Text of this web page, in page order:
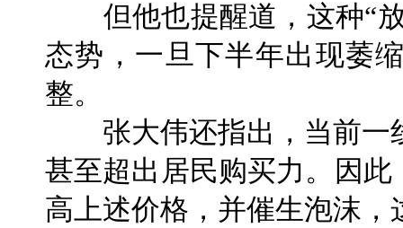
但他也提醒道，这种“放
态势，一旦下半年出现萎
整。
张大伟还指出，当前一
甚至超出居民购买力。因此
高上述价格，并催生泡沫，